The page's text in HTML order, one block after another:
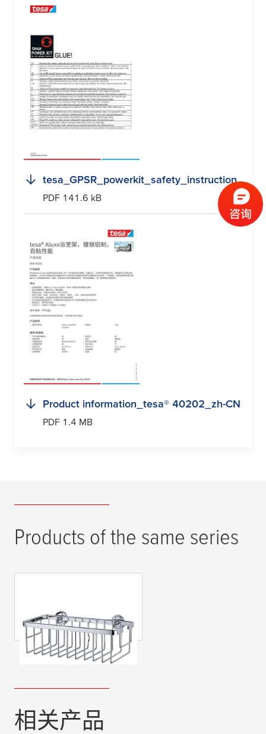
tesa _GPSR_powerkit_safety_instruction
PDF 141.6 kB
Product information_ tesa® 40202_zh-CN
PDF 1.4 MB
Products of the same series
镀铬铝制，自粘性能
相关产品